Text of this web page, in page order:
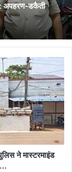
अपहरण-डकैती
ने मास्टरमाइंड